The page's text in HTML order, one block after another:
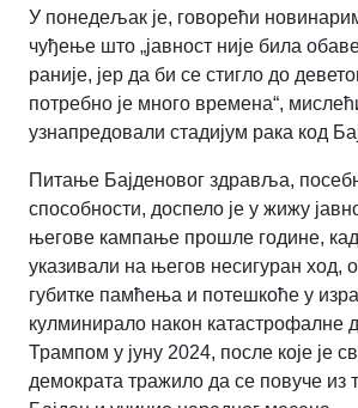
У понедељак је, говорећи
чуђење што „јавност није била
раније, јер да би се стигло до
потребно је много времена“,
узнапредовали стадијум рака код
Питање Бајденовог здравља,
способности, доспело је у жижу
његове кампање прошле године,
указивали на његов несигуран ход,
губитке памћења и потешкоће у
кулминирало након катастрофалне
Трампом у јуну 2024, после које је
демократа тражило да се повуче из